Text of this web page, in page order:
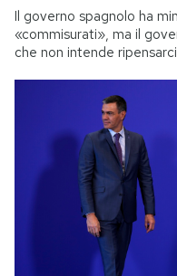
Il governo spagnolo ha
«commisurati», ma il
che non intende ripensarci